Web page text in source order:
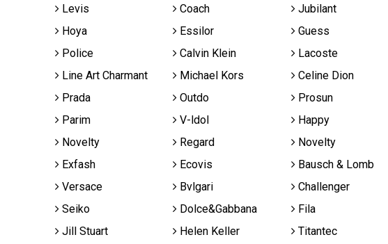
Levis
Coach Jubilant
Hoya
Essilor Guess
Police
Calvin Klein Lacoste
Line Art Charmant
Michael Kors Celine Dion
Prada
Outdo Prosun
Parim
V-ldol Happy
Novelty
Regard Novelty
Exfash
Ecovis Bausch & Lomb
Versace
Bvlgari Challenger
Seiko
Dolce&Gabbana Fila
Jill Stuart
Helen Keller Titantec